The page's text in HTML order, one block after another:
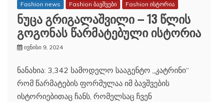
Fashion news Fashion ბავშვები Fashion ისტორია
ნუცა გრიგალაშვილი – 13 წლის
გოგონას წარმატებული ისტორია
ივნისი 9, 2024
ნანახია: 3,342 სამოდელო სააგენტო „კატრინი“
რომ წარმატების ფორმულაა იმ ბავშვების
ისტორიებითაც ჩანს, რომელსაც ჩვენ